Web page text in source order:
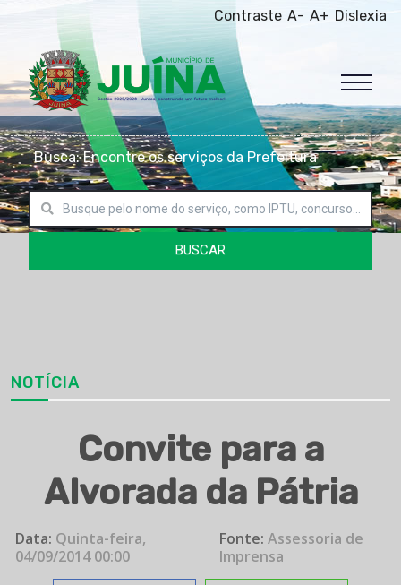
Contraste A- A+ Dislexia
Busca: Encontre os serviços da Prefeitura
BUSCAR
NOTÍCIA
Convite para a
Alvorada da Pátria
Data: Quinta-feira,
04/09/2014 00:00
Fonte: Assessoria de
Imprensa